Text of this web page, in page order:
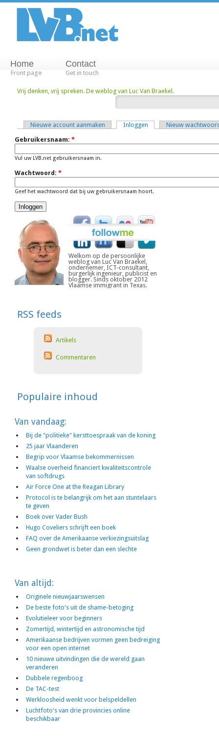
Home
Front page
Contact
Get in touch
Vrij denken, vrij spreken. De weblog van Luc Van Braekel.
Nieuwe account aanmaken Inloggen
Nieuw
Gebruikersnaam: *
Vul uw LVB.net gebruikersnaam in.
Wachtwoord: *
Geef het wachtwoord dat bij uw gebruikersnaam hoort.
Welkom op de persoonlijke
weblog van Luc Van Braekel,
ondernemer, ICT-consultant,
burgerlijk ingenieur, publicist en
blogger. Sinds oktober 2012
Vlaamse immigrant in Texas.
RSS feeds
Artikels
Commentaren
Populaire inhoud
Van vandaag:
Bij de "politieke" kersttoespraak van de koning
25 jaar Vlaanderen
Begrip voor Vlaamse bekommernissen
Waalse overheid financiert kwaliteitscontrole
van softdrugs
Air Force One at the Reagan Library
Protocol is te belangrijk om het aan stuntelaars
te geven
Boek over Vader Bush
Hugo Coveliers schrijft een boek
FAQ over de Amerikaanse verkiezingsuitslag
Geen grondwet is beter dan een slechte
Van altijd:
Originele nieuwjaarswensen
De beste foto's uit de shame-betoging
Evolutieleer voor beginners
Zomertijd, wintertijd en astronomische tijd
Amerikaanse bedrijven vormen geen bedreiging
voor een open internet
10 nieuwe uitvindingen die de wereld gaan
veranderen
Dubbele regenboog
De TAC-test
Werkloosheid wenkt voor belspeldellen
Luchtfoto's van drie provincies online
beschikbaar